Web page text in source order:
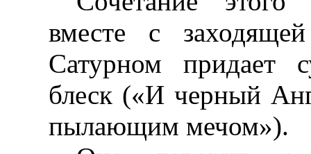
вместе с
Сатурном придает
блеск («И черный
пылающим мечом»).